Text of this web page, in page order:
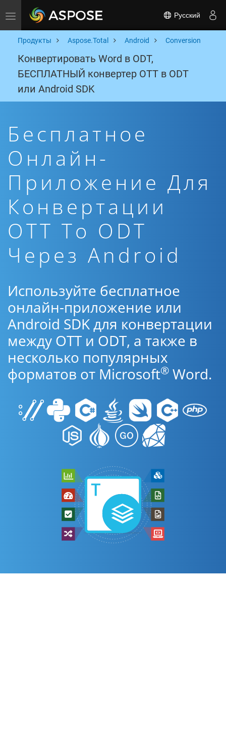
Toggle navigation Русский
Продукты Aspose.Total Android Conversion
Конвертировать Word в ODT,
БЕСПЛАТНЫЙ конвертер OTT в ODT
или Android SDK
Бесплатное
Онлайн-
Приложение Для
Конвертации
OTT To ODT
Через Android
Используйте бесплатное
онлайн-приложение или
Android SDK для конвертации
между OTT и ODT, а также в
несколько популярных
форматов от Microsoft® Word.